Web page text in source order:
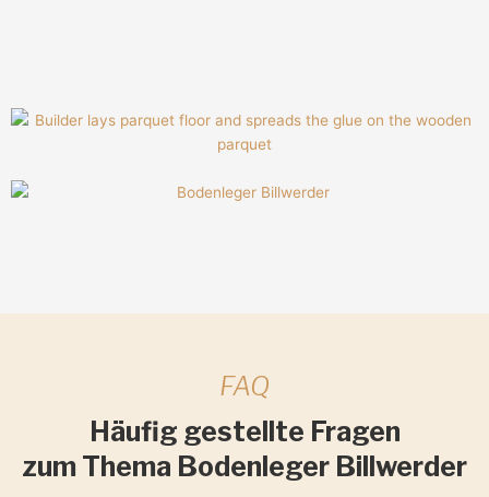
FAQ
Häufig gestellte Fragen
zum Thema Bodenleger Billwerder